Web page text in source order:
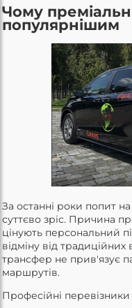
Чому
популярнішим
За останні роки попит
суттєво зріс. Причина
цінують персональний
відміну від
трансфер не прив'язує
маршрутів.
Професійні